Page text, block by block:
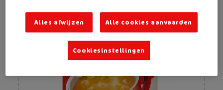
Alles afwijzen Alle cookies aanvaarden
Cookiesinstellingen